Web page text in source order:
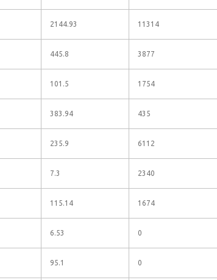
2144.93 11314
445.8 3877
101.5 1754
383.94 435
235.9 6112
7.3 2340
115.14 1674
6.53 0
95.1 0